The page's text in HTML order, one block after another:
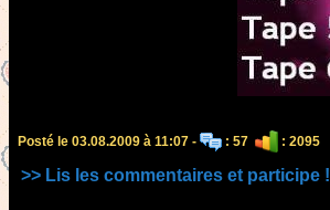
Posté le 03.08.2009 à 11:07 - : 57 : 2095
>> Lis les commentaires et participe !